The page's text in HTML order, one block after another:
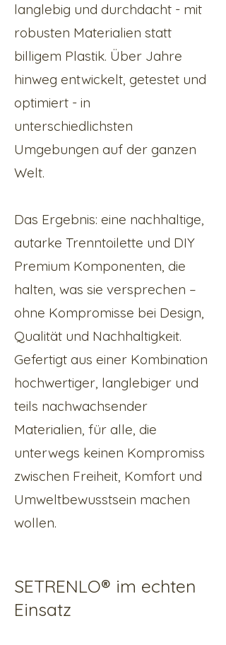
langlebig und durchdacht - mit
robusten Materialien statt
billigem Plastik. Über Jahre
hinweg entwickelt, getestet und
optimiert - in
unterschiedlichsten
Umgebungen auf der ganzen
Welt.
Das Ergebnis: eine nachhaltige,
autarke Trenntoilette und DIY
Premium Komponenten, die
halten, was sie versprechen –
ohne Kompromisse bei Design,
Qualität und Nachhaltigkeit.
Gefertigt aus einer Kombination
hochwertiger, langlebiger und
teils nachwachsender
Materialien, für alle, die
unterwegs keinen Kompromiss
zwischen Freiheit, Komfort und
Umweltbewusstsein machen
wollen.
SETRENLO® im echten
Einsatz